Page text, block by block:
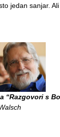
jedan sanjar.
“Razgovori s